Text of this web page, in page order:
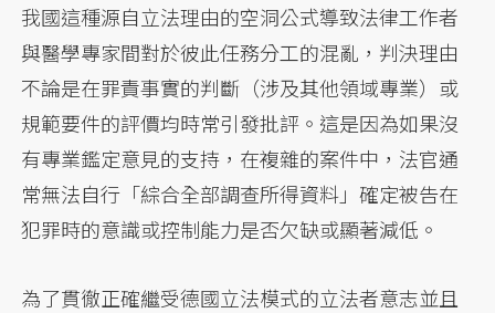
我國這種源自立法理由的空洞公式導致法律工作者
與醫學專家間對於彼此任務分工的混亂，判決理由
不論是在罪責事實的判斷（涉及其他領域專業）或
規範要件的評價均時常引發批評。這是因為如果沒
有專業鑑定意見的支持，在複雜的案件中，法官通
常無法自行「綜合全部調查所得資料」確定被告在
犯罪時的意識或控制能力是否欠缺或顯著減低。
為了貫徹正確繼受德國立法模式的立法者意志並且